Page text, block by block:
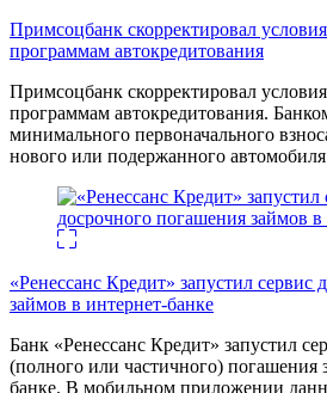
Примсоцбанк скорректировал
программам автокредитования
Примсоцбанк скорректировал
программам автокредитования.
минимального первоначального
нового или подержанного автомобиля
«Ренессанс Кредит» запустил сервис
займов в интернет-банке
Банк «Ренессанс Кредит» запустил
(полного или частичного) погашения
банке. В мобильном приложении